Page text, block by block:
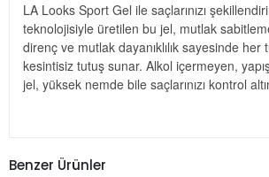
LA Looks Sport Gel ile saçlarınızı
teknolojisiyle üretilen bu jel, mutlak
direnç ve mutlak dayanıklılık sayesinde
kesintisiz tutuş sunar. Alkol içermeyen,
jel, yüksek nemde bile saçlarınızı kontrol
Benzer Ürünler